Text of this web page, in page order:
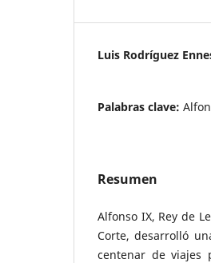
Luis Rodríguez
Palabras clave:
Resumen
Alfonso IX, Rey de
Corte, desarrolló
centenar de viajes